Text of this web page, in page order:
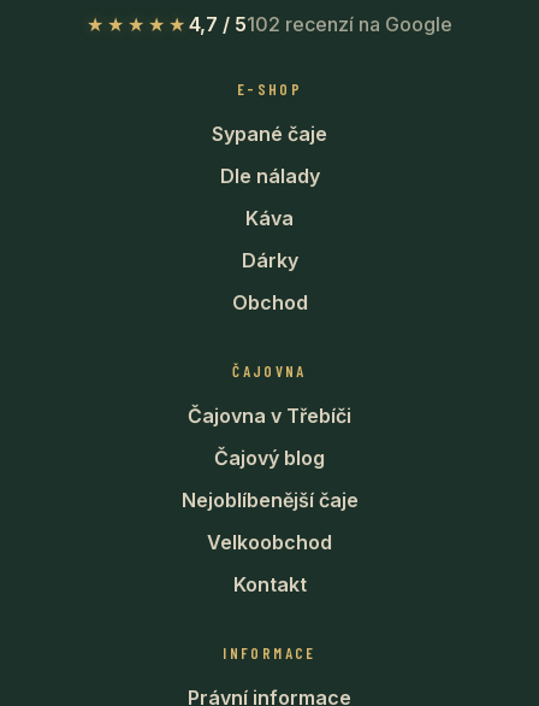
★★★★★ 4,7 / 5102 recenzí na Google
E-SHOP
Sypané čaje
Dle nálady
Káva
Dárky
Obchod
ČAJOVNA
Čajovna v Třebíči
Čajový blog
Nejoblíbenější čaje
Velkoobchod
Kontakt
INFORMACE
Právní informace